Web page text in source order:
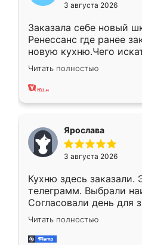
3 августа 2026
Заказала себе новый
Ренессанс где ранее
новую кухню.Чего
вполне довольна.
два года, нареканий нет.
Читать полностью
Ярослава
3 августа 2026
Кухню здесь заказали.
телеграмм. Выбрали
Согласовали день для
недели кухня была уже
довольны работой.
мебель за
Читать полностью